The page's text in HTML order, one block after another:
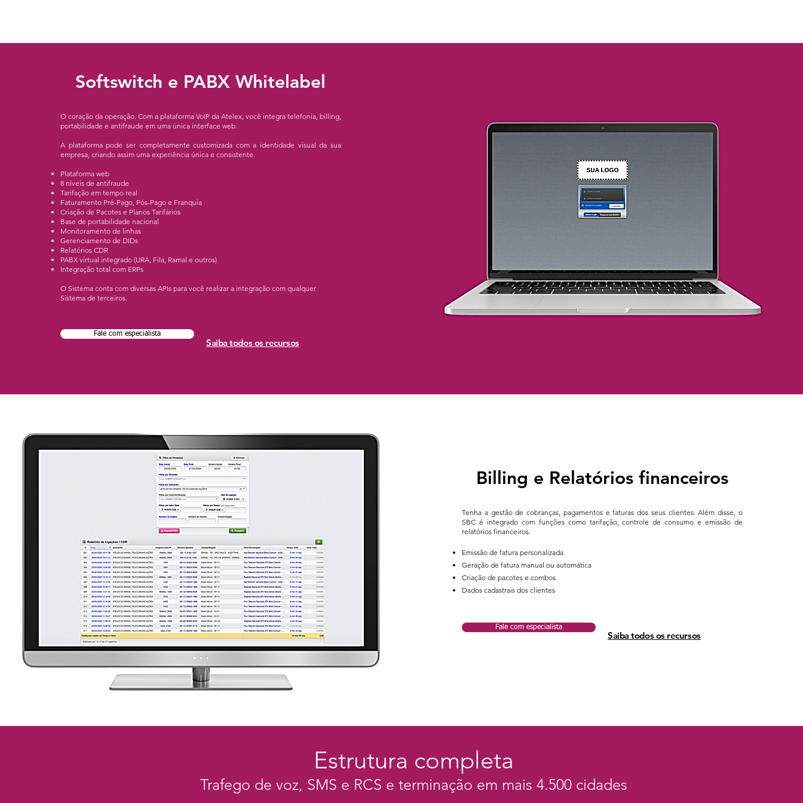
Softswitch e PABX Whitelabel
O coração da operação. Com a plataforma VoIP da Atelex, você integra telefonia, billing,
portabilidade e antifraude em uma única interface web.
A plataforma pode ser completamente customizada com a identidade visual da sua
empresa, criando assim uma experiência única e consistente.
Plataforma web
8 níveis de antifraude
Tarifação em tempo real
Faturamento Pré-Pago, Pós-Pago e Franquia
Criação de Pacotes e Planos Tarifários
Base de portabilidade nacional
Monitoramento de linhas
Gerenciamento de DIDs
Relatórios CDR
PABX virtual integrado (URA, Fila, Ramal e outros)
Integração total com ERPs
O Sistema conta com diversas APIs para você realizar a integração com qualquer
Sistema de terceiros.
Fale com especialista
Saiba todos os recursos
Billing e Relatórios financeiros
Tenha a gestão de cobranças, pagamentos e faturas dos seus clientes. Além disse, o
SBC é integrado com funções como tarifação, controle de consumo e emissão de
relatórios financeiros.​
Emissão de fatura personalizada
Geração de fatura manual ou automática
Criação de pacotes e combos
Dados cadastrais dos clientes
Fale com especialista
Saiba todos os recursos
Estrutura completa
Trafego de voz, SMS e RCS e terminação em mais 4.500 cidades